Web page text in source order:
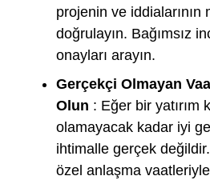
projenin ve iddialarının
doğrulayın. Bağımsız
onayları arayın.
Gerçekçi Olmayan
Olun : Eğer bir yatırım
olamayacak kadar iyi
ihtimalle gerçek
özel anlaşma vaatleriyle